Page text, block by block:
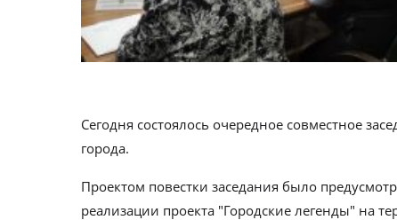
Сегодня состоялось очередное совместное
города.
Проектом повестки заседания было
реализации проекта "Городские легенды" на